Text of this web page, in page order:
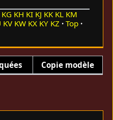
KG KH KI KJ KK KL KM
KV KW KX KY KZ
Top
Copie modèle